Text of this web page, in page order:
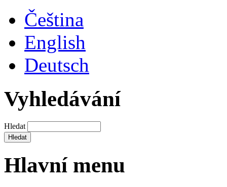
Čeština
English
Deutsch
Vyhledávání
Hledat
Hlavní menu